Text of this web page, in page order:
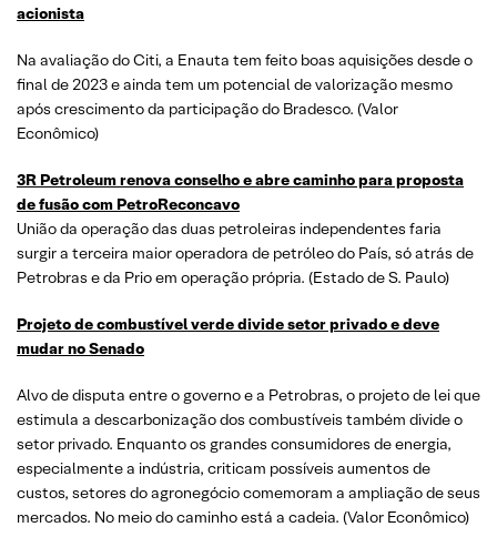
acionista
Na avaliação do Citi, a Enauta tem feito boas aquisições desde o
final de 2023 e ainda tem um potencial de valorização mesmo
após crescimento da participação do Bradesco. (Valor
Econômico)
3R Petroleum renova conselho e abre caminho para proposta
de fusão com PetroReconcavo
União da operação das duas petroleiras independentes faria
surgir a terceira maior operadora de petróleo do País, só atrás de
Petrobras e da Prio em operação própria. (Estado de S. Paulo)
Projeto de combustível verde divide setor privado e deve
mudar no Senado
Alvo de disputa entre o governo e a Petrobras, o projeto de lei que
estimula a descarbonização dos combustíveis também divide o
setor privado. Enquanto os grandes consumidores de energia,
especialmente a indústria, criticam possíveis aumentos de
custos, setores do agronegócio comemoram a ampliação de seus
mercados. No meio do caminho está a cadeia. (Valor Econômico)